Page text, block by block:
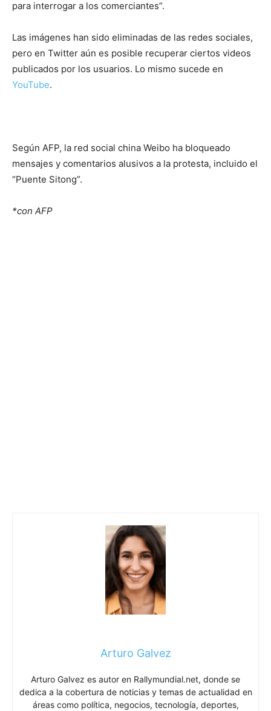
para interrogar a los comerciantes”.
Las imágenes han sido eliminadas de las redes sociales,
pero en Twitter aún es posible recuperar ciertos videos
publicados por los usuarios. Lo mismo sucede en
YouTube.
Según AFP, la red social china Weibo ha bloqueado
mensajes y comentarios alusivos a la protesta, incluido el
“Puente Sitong”.
*con AFP
Arturo Galvez
Arturo Galvez es autor en Rallymundial.net, donde se
dedica a la cobertura de noticias y temas de actualidad en
áreas como política, negocios, tecnología, deportes,